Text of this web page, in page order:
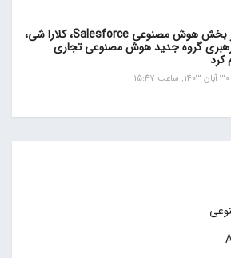
متا مدیر بخش هوش مصنوعی Salesforce، کلارا شی،
رهبری گروه جدید هوش مصنوعی تجاری
کرد